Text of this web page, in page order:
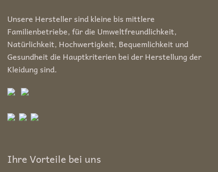
Unsere Hersteller sind kleine bis mittlere
Familienbetriebe, für die Umweltfreundlichkeit,
Natürlichkeit, Hochwertigkeit, Bequemlichkeit und
Gesundheit die Hauptkriterien bei der Herstellung der
Kleidung sind.
Ihre Vorteile bei uns